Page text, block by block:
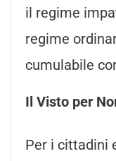
il regime
regime
cumulabile
Il Visto per
Per i cittadini